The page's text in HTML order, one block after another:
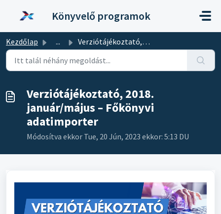
Könyvelő programok
Kezdőlap ... Verziótájékoztató, 2018. január/május – Főkönyvi adatimpo...
Verziótájékoztató, 2018.
január/május – Főkönyvi
adatimporter
Módosítva ekkor Tue, 20 Jún, 2023 ekkor: 5:13 DU